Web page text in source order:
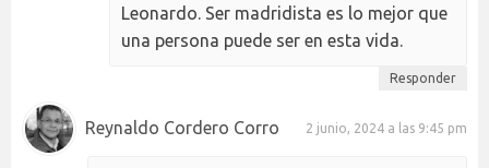
Leonardo. Ser madridista es lo mejor que
una persona puede ser en esta vida.
Responder
Reynaldo Cordero Corro 2 junio, 2024 a las 9:45 pm